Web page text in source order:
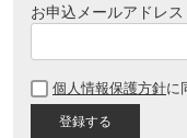
お申込メールアドレス
個人情報保護方針に